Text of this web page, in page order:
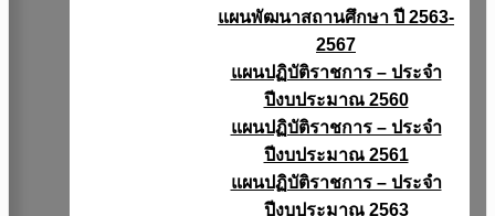
แผนพัฒนาสถานศึกษา ปี 2563-
2567
แผนปฏิบัติราชการ – ประจำ
ปีงบประมาณ 2560
แผนปฏิบัติราชการ – ประจำ
ปีงบประมาณ 2561
แผนปฏิบัติราชการ – ประจำ
ปีงบประมาณ 2563